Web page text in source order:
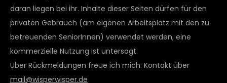
daran liegen bei ihr. Inhalte dieser Seiten dürfen für den
privaten Gebrauch (am eigenen Arbeitsplatz mit den zu
betreuenden SeniorInnen) verwendet werden, eine
kommerzielle Nutzung ist untersagt.
Über Rückmeldungen freue ich mich: Kontakt über
mail@wisperwisper.de